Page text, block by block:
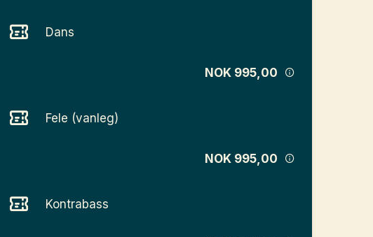
Dans
NOK 995,00
Fele (vanleg)
NOK 995,00
Kontrabass